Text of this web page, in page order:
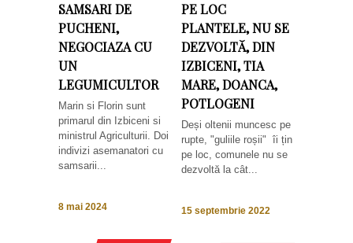
SAMSARI DE
PUCHENI,
NEGOCIAZA CU
UN
LEGUMICULTOR
Marin si Florin sunt
primarul din Izbiceni si
ministrul Agriculturii. Doi
indivizi asemanatori cu
samsarii...
8 mai 2024
PE LOC
PLANTELE, NU SE
DEZVOLTĂ, DIN
IZBICENI, TIA
MARE, DOANCA,
POTLOGENI
Deși oltenii muncesc pe
rupte, "guliile roșii" îi țin
pe loc, comunele nu se
dezvoltă la cât...
15 septembrie 2022